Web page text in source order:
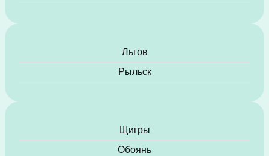
Льгов
Рыльск
Щигры
Обоянь